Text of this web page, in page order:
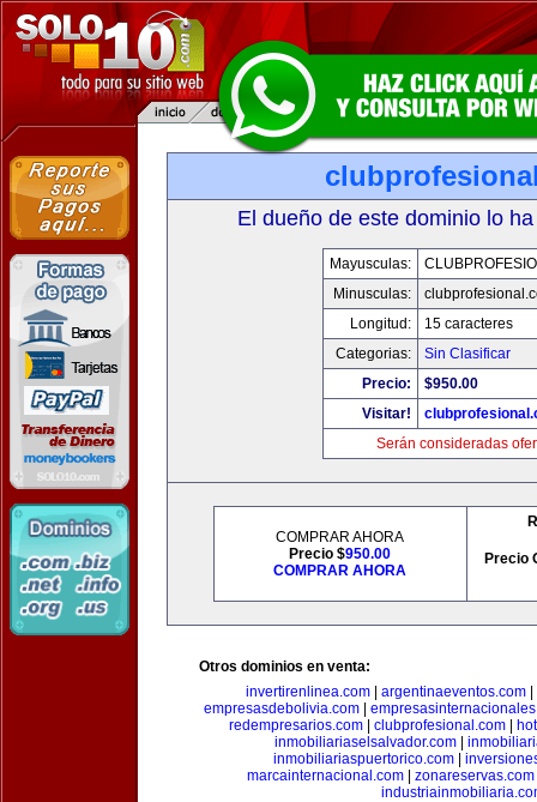
El dueño de este dominio lo
Mayusculas:
Minusculas:
Longitud:
15 caracteres
Categorias:
Sin Clasificar
Precio:
$950.00
Visitar!
Serán consideradas
COMPRAR AHORA
Precio $950.00
COMPRAR AHORA
Precio
Otros dominios en venta:
invertirenlinea.com| argentinaeventos.com|
empresasdebolivia.com|
redempresarios.com
clubprofesional.com
inmobiliariaselsalvador.com|
inmobiliariaspuertorico.com
marcainternacional.com| zonareservas.com